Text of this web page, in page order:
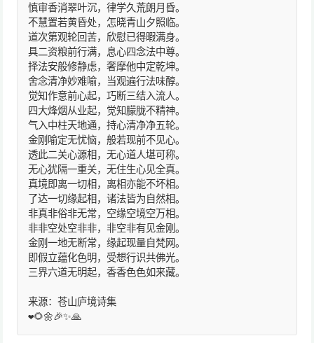
慎审香消翠叶沉，律学久荒朗月昏。
不慧置若黄昏处，怎晓青山夕照临。
道次第观轮回苦，欣慰已得暇满身。
具二资粮前行满，息心四念法中尊。
择法安般修静虑，奢摩他中定乾坤。
舍念清净妙难喻，当观遍行法味醇。
觉知作意前心起，巧断三结入流人。
四大烽烟从业起，觉知朦胧不精神。
气入中柱天地通，持心清净净五轮。
金刚喻定无忧恼，般若现前不见心。
透此二关心源相，无心道人堪可称。
无心犹隔一重关，无住生心见全真。
真境即离一切相，离相亦能不坏相。
了达一切缘起相，诸法皆为自然相。
非真非俗非无常，空缘空境空万相。
非非空处空非非，非空非有见金刚。
金刚一地无断常，缘起现量自梵网。
即假立蕴化色明，受想行识共佛光。
三界六道无明起，香香色色如来藏。
来源：苍山庐境诗集
❤️🌻🌼🎉✨🙏